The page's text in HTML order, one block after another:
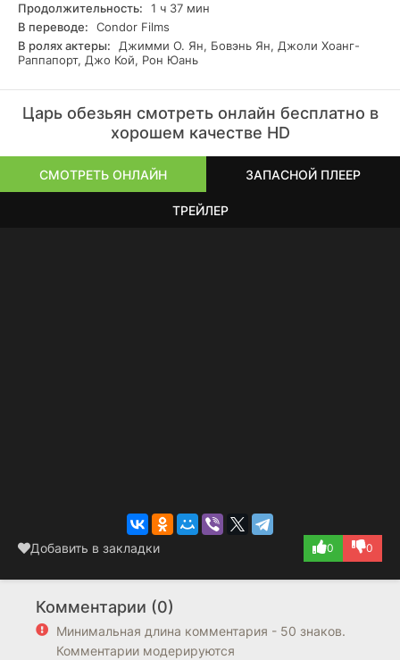
Продолжительность:
1 ч 37 мин
В переводе:
Condor Films
В ролях актеры:
Джимми О. Ян, Бовэнь Ян, Джоли Хоанг-
Раппапорт, Джо Кой, Рон Юань
Царь обезьян смотреть онлайн бесплатно в
хорошем качестве HD
СМОТРЕТЬ ОНЛАЙН ЗАПАСНОЙ ПЛЕЕР
ТРЕЙЛЕР
Добавить в закладки 0 0
Комментарии (0)
Минимальная длина комментария - 50 знаков.
Комментарии модерируются